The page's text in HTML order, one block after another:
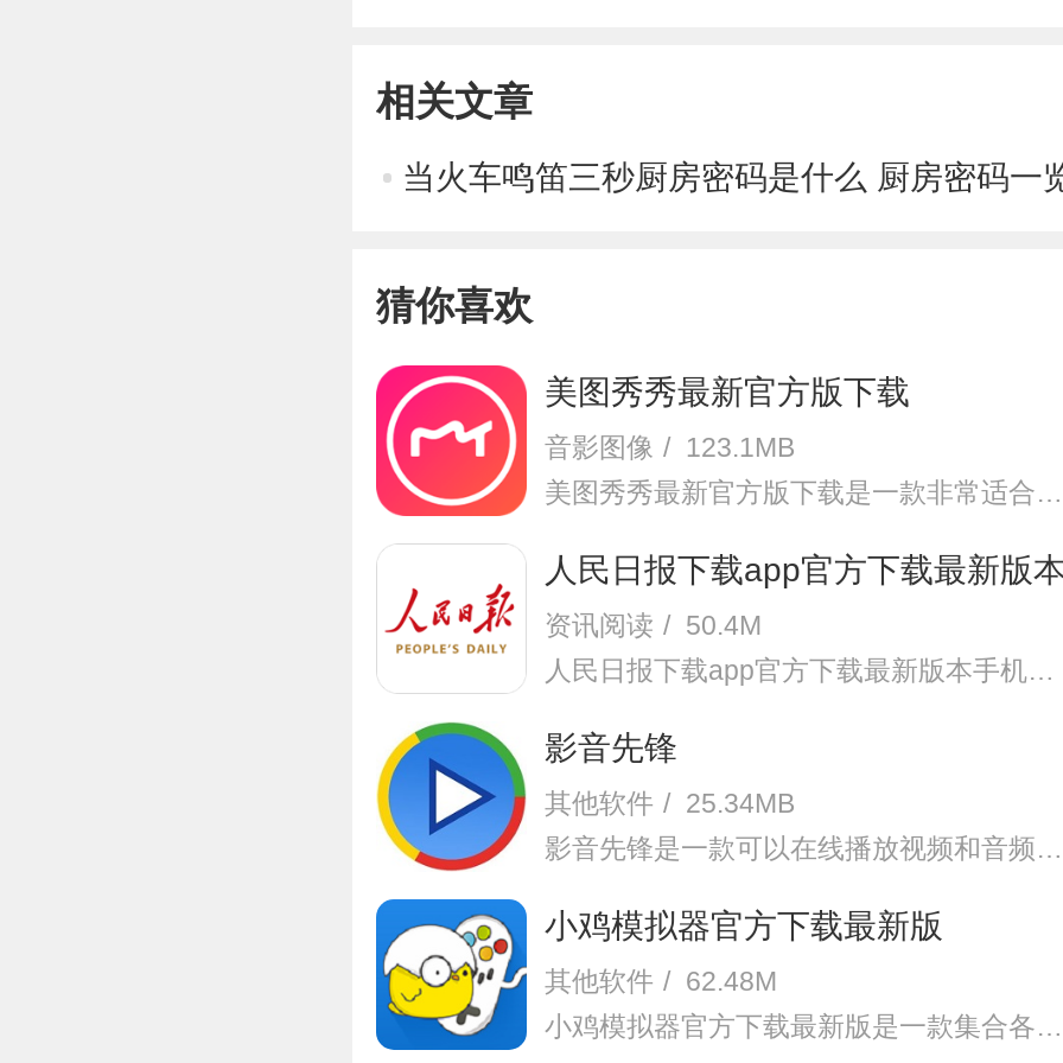
相关文章
当火车鸣笛三秒厨房密码是什么 厨房密码一
猜你喜欢
美图秀秀最新官方版下载
音影图像 /
123.1MB
美图秀秀最新官方版下载是一款非常适合拍照修图的手机摄像软件，美图秀秀最新官方版下载该软件有着简洁轻便的页面设计，拥有超级强大的功能。
人民日报下载app官方下载最新版
资讯阅读 / 50.4M
人民日报下载app官方下载最新版本手机一直致力于提供高品质、可靠的新闻报道和评论，以赢得受众的信任和口碑。作为官媒，这款软件上的新闻总是能够在最及时的情况下解答用户的所想，急群众之急。
影音先锋
其他软件 / 25.34MB
影音先锋是一款可以在线播放视频和音频的软件，全面支持目前主流的视频影音格式，如WMV/MP3/SWF等等，影音先锋还支持http、mms等多种流媒体协议。
小鸡模拟器官方下载最新版
其他软件 / 62.48M
小鸡模拟器官方下载最新版是一款集合各类掌机和街机游戏于一体的免费游戏软件。包含超级玛丽、街头霸王等游戏系列，收录数以万计的经典作品，都是运行得十分完美。速度极快，可以免费高速下载，还支持多线程同时下载。